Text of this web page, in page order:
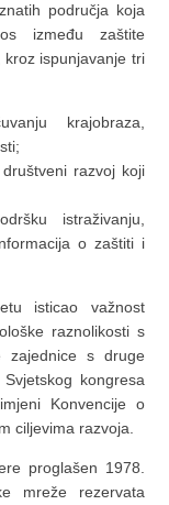
područja koja
između zaštite
ispunjavanje tri
krajobraza,
razvoj koji
istraživanju,
o zaštiti i
isticao važnost
raznolikosti s
zajednice s druge
kongresa
Konvencije o
ciljevima razvoja.
proglašen 1978.
mreže rezervata